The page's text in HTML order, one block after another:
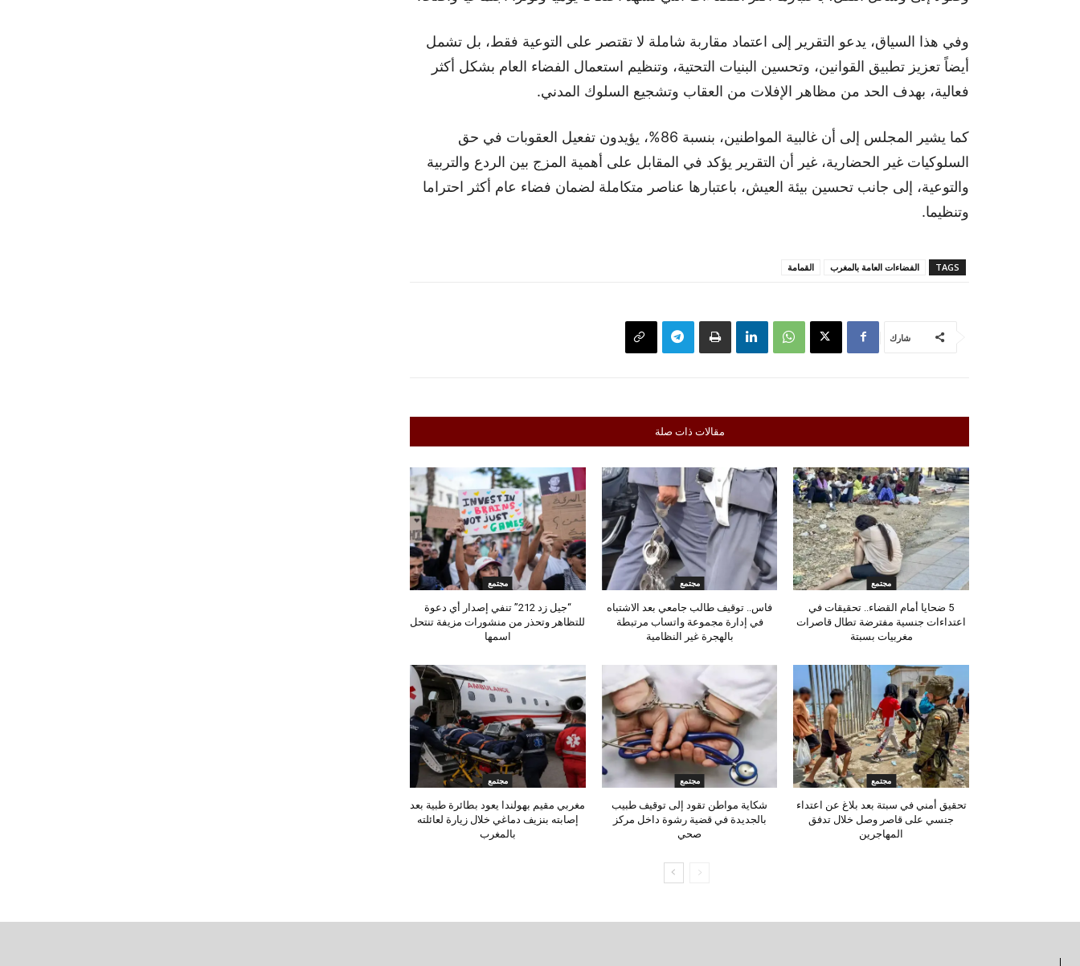
وفي هذا السياق، يدعو التقرير إلى اعتماد مقاربة شاملة لا تقتصر على التوعية فقط، بل تشمل
أيضاً تعزيز تطبيق القوانين، وتحسين البنيات التحتية، وتنظيم استعمال الفضاء العام بشكل أكثر
فعالية، بهدف الحد من مظاهر الإفلات من العقاب وتشجيع السلوك المدني.
كما يشير المجلس إلى أن غالبية المواطنين، بنسبة 86%، يؤيدون تفعيل العقوبات في حق
السلوكيات غير الحضارية، غير أن التقرير يؤكد في المقابل على أهمية المزج بين الردع والتربية
والتوعية، إلى جانب تحسين بيئة العيش، باعتبارها عناصر متكاملة لضمان فضاء عام أكثر احتراما
وتنظيما.
TAGS الفضاءات العامة بالمغرب القمامة
شارك
مقالات ذات صلة
مجتمع
5 ضحايا أمام القضاء.. تحقيقات في
اعتداءات جنسية مفترضة تطال قاصرات
مغربيات بسبتة
مجتمع
فاس.. توقيف طالب جامعي بعد الاشتباه
في إدارة مجموعة واتساب مرتبطة
بالهجرة غير النظامية
مجتمع
“جيل زد 212” تنفي إصدار أي دعوة
للتظاهر وتحذر من منشورات مزيفة تنتحل
اسمها
مجتمع
تحقيق أمني في سبتة بعد بلاغ عن اعتداء
جنسي على قاصر وصل خلال تدفق
المهاجرين
مجتمع
شكاية مواطن تقود إلى توقيف طبيب
بالجديدة في قضية رشوة داخل مركز
صحي
مجتمع
مغربي مقيم بهولندا يعود بطائرة طبية بعد
إصابته بنزيف دماغي خلال زيارة لعائلته
بالمغرب